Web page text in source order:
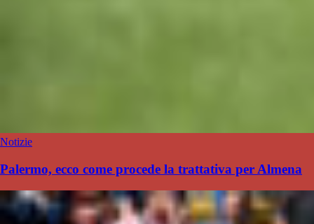
Notizie
Palermo, ecco come procede la trattativa per Almena